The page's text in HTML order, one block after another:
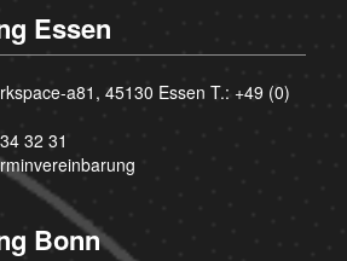
Essen
a81, 45130 Essen T.: +49 (0)
32 31
Bonn